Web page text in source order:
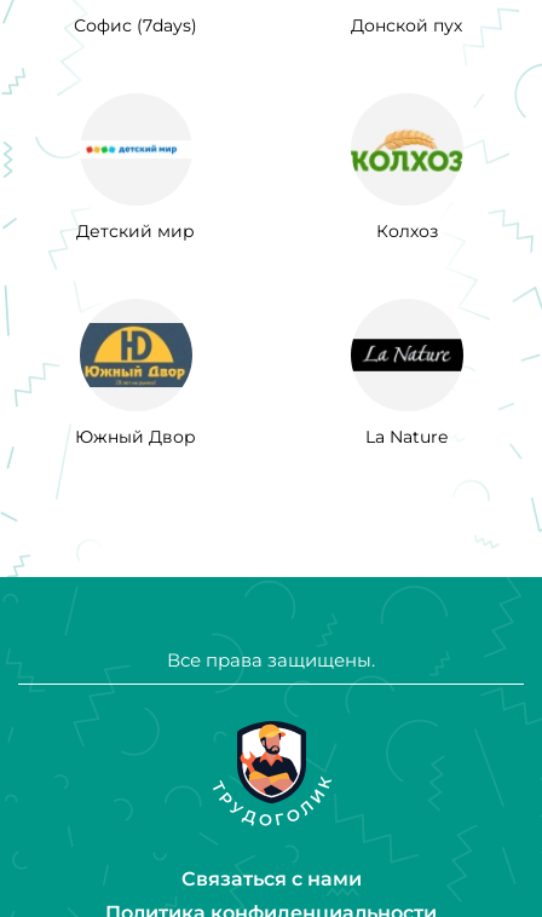
Софис (7days) Донской пух
Детский мир Колхоз
Южный Двор La Nature
Все права защищены.
Связаться с нами